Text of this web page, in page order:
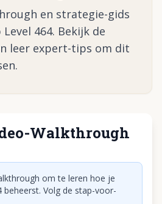
en strategie-gids
464. Bekijk de
leer expert-tips om dit
Walkthrough
video af te spelen
om te leren hoe je
beheerst. Volg de stap-voor-